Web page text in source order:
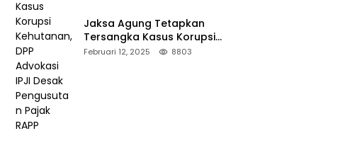
Jaksa Agung Tetapkan
Tersangka Kasus Korupsi
Kehutanan, DPP Advokasi IPJI
Februari 12, 2025 8803